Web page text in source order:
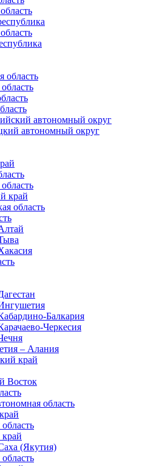
область
автономный округ
автономный округ
край
область
Балкария
Черкесия
– Алания
край
Восток
область
(Якутия)